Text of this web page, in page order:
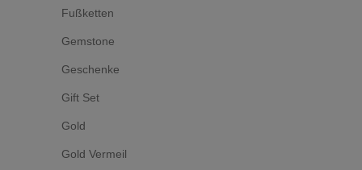
Fußketten
Gemstone
Geschenke
Gift Set
Gold
Gold Vermeil